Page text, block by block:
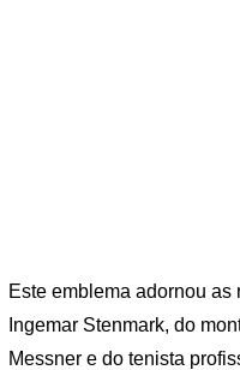
Este emblema adornou
Ingemar Stenmark, do
Messner e do tenista